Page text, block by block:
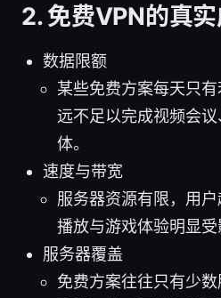
2. 免费VPN的真
数据限额
某些免费方案每天只有
远不足以完成视频会
体。
速度与带宽
服务器资源有限，用
播放与游戏体验明显受
服务器覆盖
免费方案往往只有少